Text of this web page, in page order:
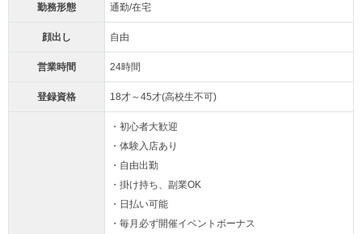
勤務形態 通勤/在宅
顔出し 自由
営業時間 24時間
登録資格 18才～45才(高校生不可)
・初心者大歓迎
・体験入店あり
・自由出勤
・掛け持ち、副業OK
・日払い可能
・毎月必ず開催イベントボーナス